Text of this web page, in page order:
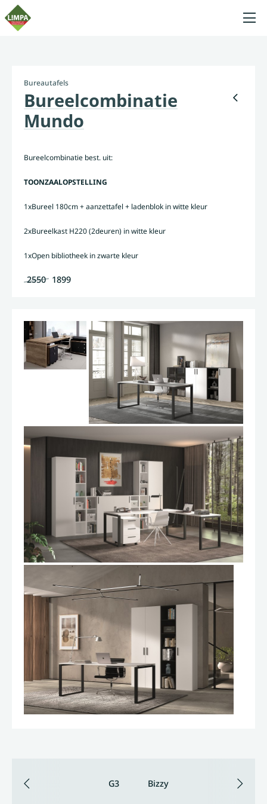
Bureautafels
Bureelcombinatie
Mundo
Bureelcombinatie best. uit:
TOONZAALOPSTELLING
1xBureel 180cm + aanzettafel + ladenblok in witte kleur
2xBureelkast H220 (2deuren) in witte kleur
1xOpen bibliotheek in zwarte kleur
2550 1899
G3 Bizzy